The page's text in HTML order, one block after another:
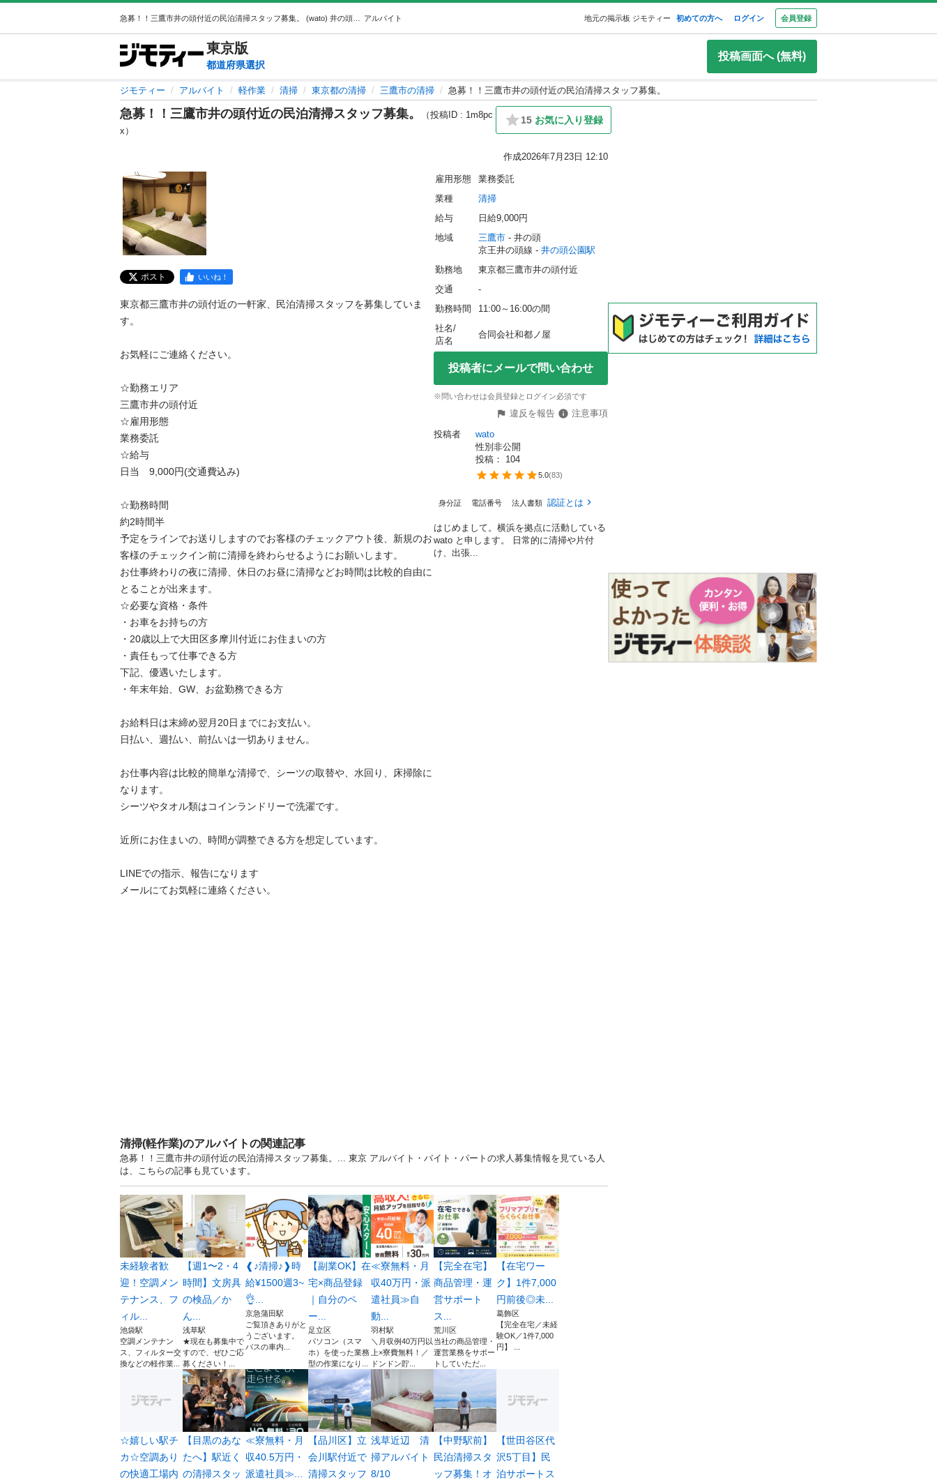
アルバイト 地元の掲示板 ジモティー 初めての方へ ログイン 会員登録
東京版
都道府県選択
投稿画面へ (無料)
ジモティー アルバイト 軽作業 清掃 東京都の清掃 三鷹市の清掃 急募！！三鷹市井の頭付近の民泊清掃スタッフ募集。
急募！！三鷹市井の頭付近の民泊清掃スタッフ募集。
（投稿ID : 1m8pc
x）
15 お気に入り登録
作成2026年7月23日 12:10
ポスト いいね！
東京都三鷹市井の頭付近の一軒家、民泊清掃スタッフを募集していま
す。
お気軽にご連絡ください。
☆勤務エリア
三鷹市井の頭付近
☆雇用形態
業務委託
☆給与
日当　9,000円(交通費込み)
☆勤務時間
約2時間半
予定をラインでお送りしますのでお客様のチェックアウト後、新規のお
客様のチェックイン前に清掃を終わらせるようにお願いします。
お仕事終わりの夜に清掃、休日のお昼に清掃などお時間は比較的自由に
とることが出来ます。
☆必要な資格・条件
・お車をお持ちの方
・20歳以上で大田区多摩川付近にお住まいの方
・責任もって仕事できる方
下記、優遇いたします。
・年末年始、GW、お盆勤務できる方
お給料日は末締め翌月20日までにお支払い。
日払い、週払い、前払いは一切ありません。
お仕事内容は比較的簡単な清掃で、シーツの取替や、水回り、床掃除に
なります。
シーツやタオル類はコインランドリーで洗濯です。
近所にお住まいの、時間が調整できる方を想定しています。
LINEでの指示、報告になります
メールにてお気軽に連絡ください。
雇用形態
業務委託
業種
清掃
給与
日給9,000円
地域
三鷹市 - 井の頭
京王井の頭線 - 井の頭公園駅
勤務地
東京都三鷹市井の頭付近
交通
-
勤務時間
11:00～16:00の間
社名/
店名
合同会社和都ノ屋
投稿者にメールで問い合わせ
※問い合わせは会員登録とログイン必須です
違反を報告
注意事項
投稿者
wato
性別非公開
投稿： 104
5.0(83)
身分証 電話番号 法人書類 認証とは
はじめまして。横浜を拠点に活動している
wato と申します。 日常的に清掃や片付
け、出張...
清掃(軽作業)のアルバイトの関連記事
急募！！三鷹市井の頭付近の民泊清掃スタッフ募集。... 東京 アルバイト・バイト・パートの求人募集情報を見ている人
は、こちらの記事も見ています。
未経験者歓
迎！空調メン
テナンス、フ
ィル...
池袋駅
空調メンテナン
ス、フィルター交
換などの軽作業...
【週1〜2・4
時間】文房具
の検品／か
ん...
浅草駅
★現在も募集中で
すので、ぜひご応
募ください！...
❰♪︎清掃♪❱時
給¥1500週3~
👌...
京急蒲田駅
ご覧頂きありがと
うございます。
バスの車内...
【副業OK】在
宅×商品登録
｜自分のペ
ー...
足立区
パソコン（スマ
ホ）を使った業務
型の作業になり...
≪寮無料・月
収40万円・派
遣社員≫自
動...
羽村駅
＼月収例40万円以
上×寮費無料！／
ドンドン貯...
【完全在宅】
商品管理・運
営サポート
ス...
荒川区
当社の商品管理・
運営業務をサポー
トしていただ...
【在宅ワー
ク】1件7,000
円前後◎未...
葛飾区
【完全在宅／未経
験OK／1件7,000
円】 ...
☆嬉しい駅チ
カ☆空調あり
の快適工場内
【目黒のあな
たへ】駅近く
の清掃スタッ
≪寮無料・月
収40.5万円・
派遣社員≫...
【品川区】立
会川駅付近で
清掃スタッフ
浅草近辺 清
掃アルバイト
8/10
【中野駅前】
民泊清掃スタ
ッフ募集！オ
【世田谷区代
沢5丁目】民
泊サポートス